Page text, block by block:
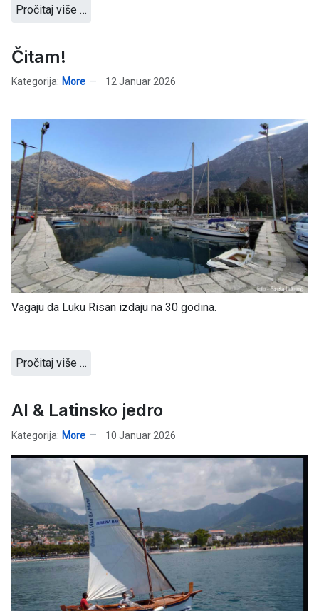
Pročitaj više …
Čitam!
Kategorija: More 12 Januar 2026
Vagaju da Luku Risan izdaju na 30 godina.
Pročitaj više …
AI & Latinsko jedro
Kategorija: More 10 Januar 2026